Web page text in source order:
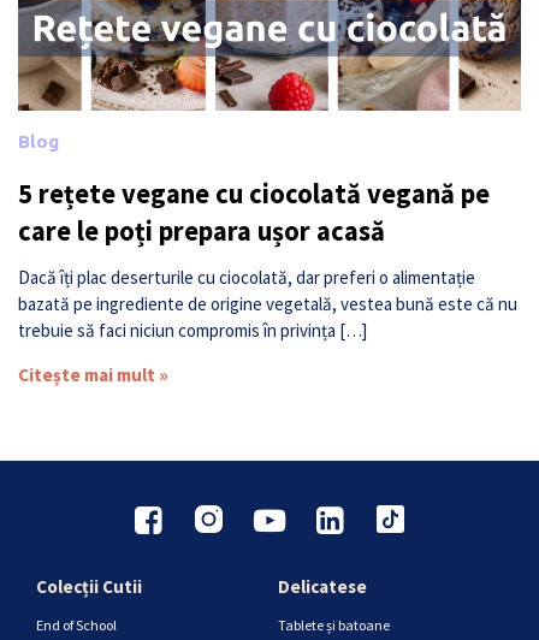
Blog
5 rețete vegane cu ciocolată vegană pe
care le poți prepara ușor acasă
Dacă îți plac deserturile cu ciocolată, dar preferi o alimentație
bazată pe ingrediente de origine vegetală, vestea bună este că nu
trebuie să faci niciun compromis în privința […]
Citește mai mult »
Colecții Cutii
End of School
Delicatese
Tablete și batoane